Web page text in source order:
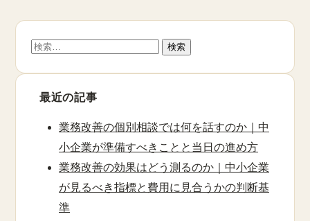
検
最近の記事
業務改善の個別相談では何を話すのか｜中
小企業が準備すべきことと当日の進め方
業務改善の効果はどう測るのか｜中小企業
が見るべき指標と費用に見合うかの判断基
準